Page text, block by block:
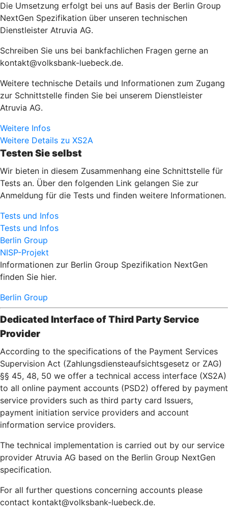
Die Umsetzung erfolgt bei uns auf Basis der Berlin Group
NextGen Spezifikation über unseren technischen
Dienstleister Atruvia AG.
Schreiben Sie uns bei bankfachlichen Fragen gerne an
kontakt@volksbank-luebeck.de.
Weitere technische Details und Informationen zum Zugang
zur Schnittstelle finden Sie bei unserem Dienstleister
Atruvia AG.
Weitere Infos
Weitere Details zu XS2A
Testen Sie selbst
Wir bieten in diesem Zusammenhang eine Schnittstelle für
Tests an. Über den folgenden Link gelangen Sie zur
Anmeldung für die Tests und finden weitere Informationen.
Tests und Infos
Tests und Infos
Berlin Group
NISP-Projekt
Informationen zur Berlin Group Spezifikation NextGen
finden Sie hier.
Berlin Group
Dedicated Interface of Third Party Service
Provider
According to the specifications of the Payment Services
Supervision Act (Zahlungsdiensteaufsichtsgesetz or ZAG)
§§ 45, 48, 50 we offer a technical access interface (XS2A)
to all online payment accounts (PSD2) offered by payment
service providers such as third party card Issuers,
payment initiation service providers and account
information service providers.
The technical implementation is carried out by our service
provider Atruvia AG based on the Berlin Group NextGen
specification.
For all further questions concerning accounts please
contact kontakt@volksbank-luebeck.de.